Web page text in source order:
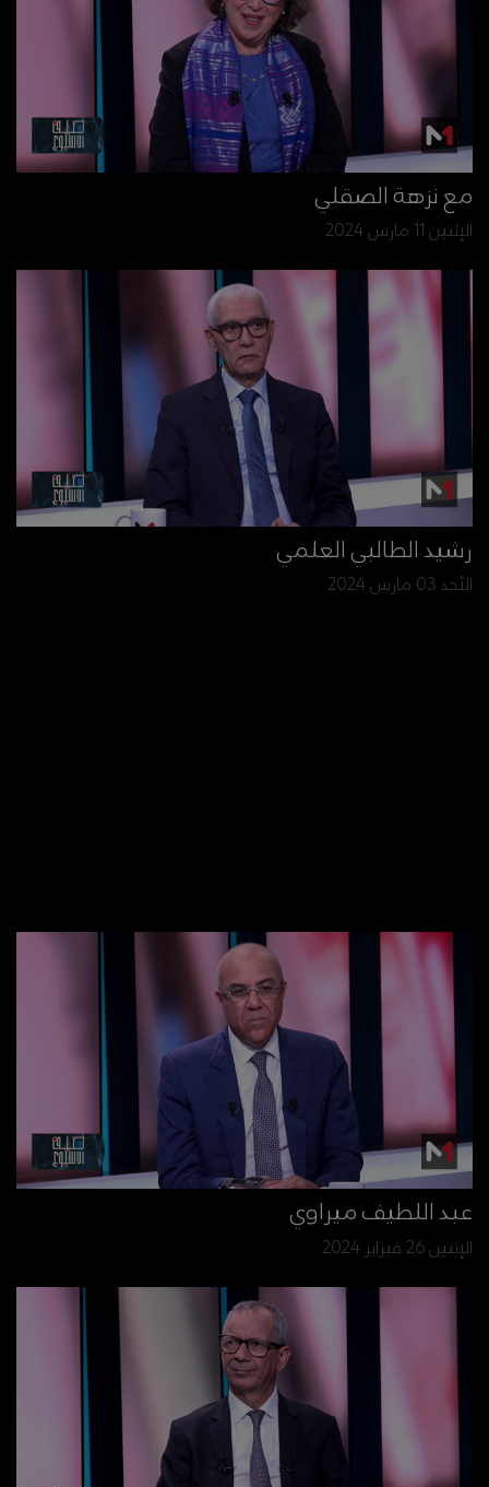
مع نزهة الصقلي
الإثنين 11 مارس 2024
رشيد الطالبي العلمي
الأحد 03 مارس 2024
عبد اللطيف ميراوي
الإثنين 26 فبراير 2024